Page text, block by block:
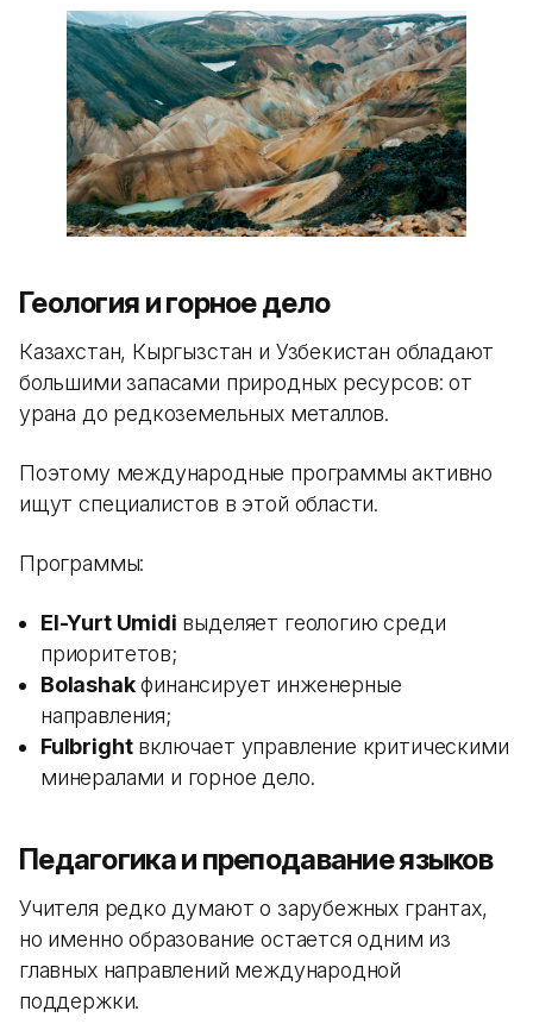
Геология и горное дело
Казахстан, Кыргызстан и Узбекистан обладают
большими запасами природных ресурсов: от
урана до редкоземельных металлов.
Поэтому международные программы активно
ищут специалистов в этой области.
Программы:
El-Yurt Umidi выделяет геологию среди
приоритетов;
Bolashakфинансирует инженерные
направления;
Fulbrightвключает управление критическими
минералами и горное дело.
Педагогика и преподавание языков
Учителя редко думают о зарубежных грантах,
но именно образование остается одним из
главных направлений международной
поддержки.